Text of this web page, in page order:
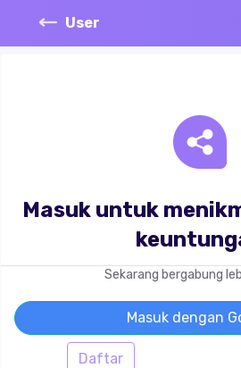
User
Masuk untuk
Sekarang bergabung
Masuk dengan
Daftar